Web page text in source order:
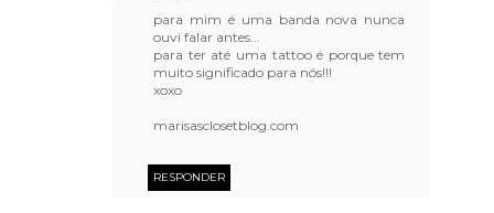
para mim é uma banda nova nunca
ouvi falar antes...
para ter até uma tattoo é porque tem
muito significado para nós!!!
xoxo
marisasclosetblog.com
RESPONDER